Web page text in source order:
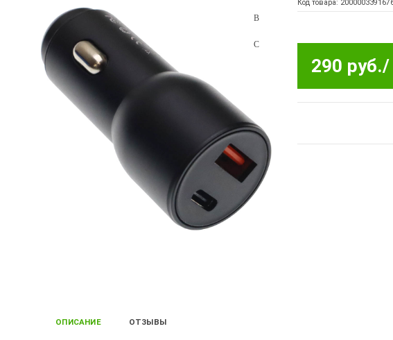
Код товара:
290 руб./
ОПИСАНИЕ ОТЗЫВЫ